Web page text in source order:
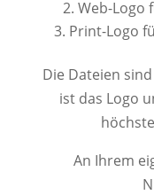
Web-Logo
Print-Logo
Die Dateien
ist das Logo
An Ihrem